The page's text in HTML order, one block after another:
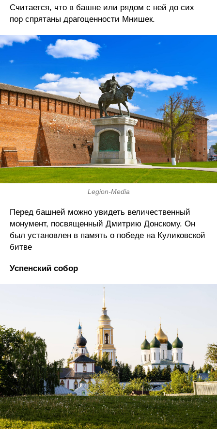
Считается, что в башне или рядом с ней до сих
пор спрятаны драгоценности Мнишек.
Legion-Media
Перед башней можно увидеть величественный
монумент, посвященный Дмитрию Донскому. Он
был установлен в память о победе на Куликовской
битве
Успенский собор